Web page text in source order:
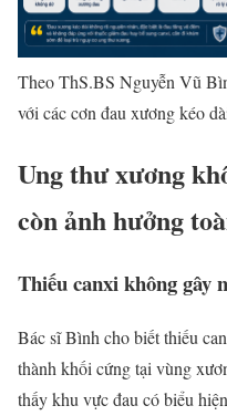
Theo ThS.BS Nguyễn Vũ
với các cơn đau xương kéo
Ung thư xương
còn ảnh hưởng
Thiếu canxi không gây
Bác sĩ Bình cho biết thiếu
thành khối cứng tại vùng
thấy khu vực đau có biểu